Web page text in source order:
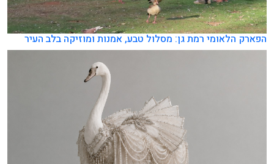
הפארק הלאומי רמת גן: מסלול טבע, אמנות ומוזיקה בלב העיר